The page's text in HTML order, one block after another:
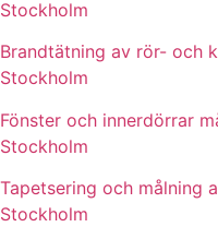
Stockholm
Brandtätning av rör- och
Stockholm
Fönster och innerdörrar
Stockholm
Tapetsering och målning
Stockholm